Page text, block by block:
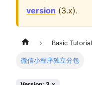
version (3.x).
Basic Tutorial
微信小程序独立分包